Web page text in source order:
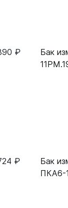
₽
Бак
₽
Бак
ПКА6-